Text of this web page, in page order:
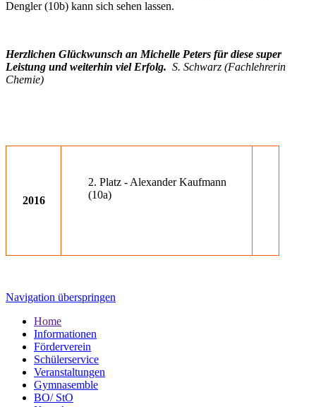
Dengler (10b) kann sich sehen lassen.
Herzlichen Glückwunsch an Michelle Peters für diese super
Leistung und weiterhin viel Erfolg. S. Schwarz (Fachlehrerin
Chemie)
2016
2. Platz - Alexander Kaufmann
(10a)
Navigation überspringen
Home
Informationen
Förderverein
Schülerservice
Veranstaltungen
Gymnasemble
BO/ StO